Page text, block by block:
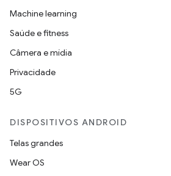
Machine learning
Saúde e fitness
Câmera e mídia
Privacidade
5G
DISPOSITIVOS ANDROID
Telas grandes
Wear OS